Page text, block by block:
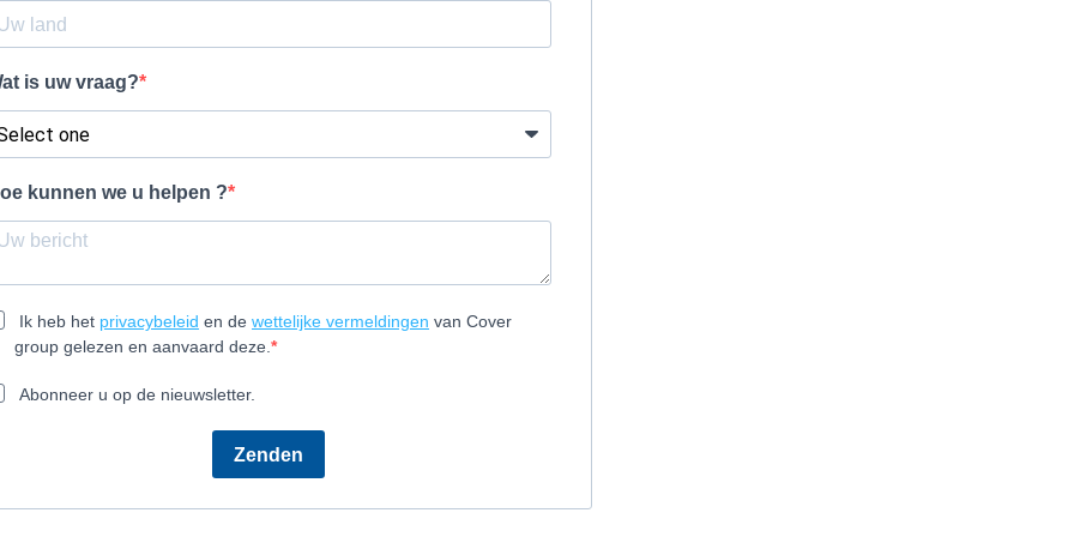
is uw vraag?
kunnen we u helpen ?
Ik heb het privacybeleid en de wettelijke vermeldingen van Cover
group gelezen en aanvaard deze.
Abonneer u op de nieuwsletter.
Zenden